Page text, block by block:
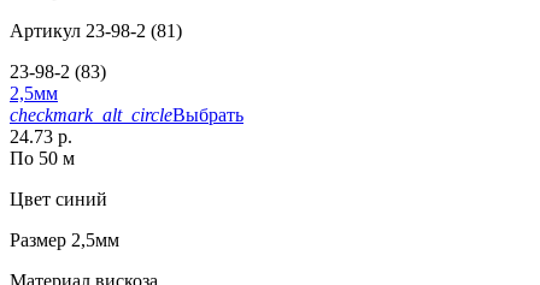
Артикул 23-98-2 (81)
23-98-2 (83)
2,5мм
checkmark_alt_circleВыбрать
24.73 р.
По 50 м
Цвет синий
Размер 2,5мм
Материал вискоза